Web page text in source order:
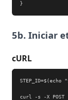
}
5b. Iniciar
cURL
curl -s -X POST